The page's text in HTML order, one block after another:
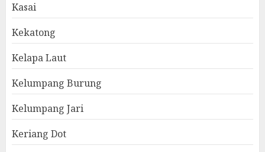
Kasai
Kekatong
Kelapa Laut
Kelumpang Burung
Kelumpang Jari
Keriang Dot